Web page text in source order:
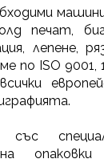
печат,
лепене,
по ISO 9001,
със
на